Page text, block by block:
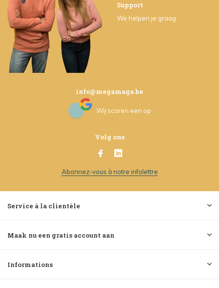
Support
We helpen je graag
info@megamaga.be
Wij scoren een op
Volg ons
Abonnez-vous à notre infolettre
Service à la clientèle
Maak nu een gratis account aan
Informations